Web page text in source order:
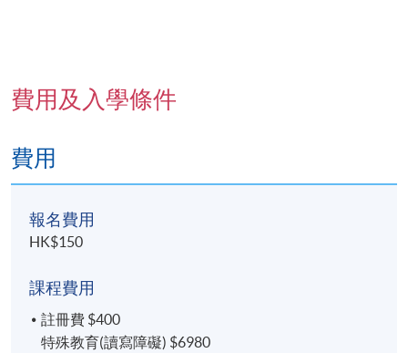
費用及入學條件
費用
報名費用
HK$150
課程費用
註冊費 $400
特殊教育(讀寫障礙) $6980